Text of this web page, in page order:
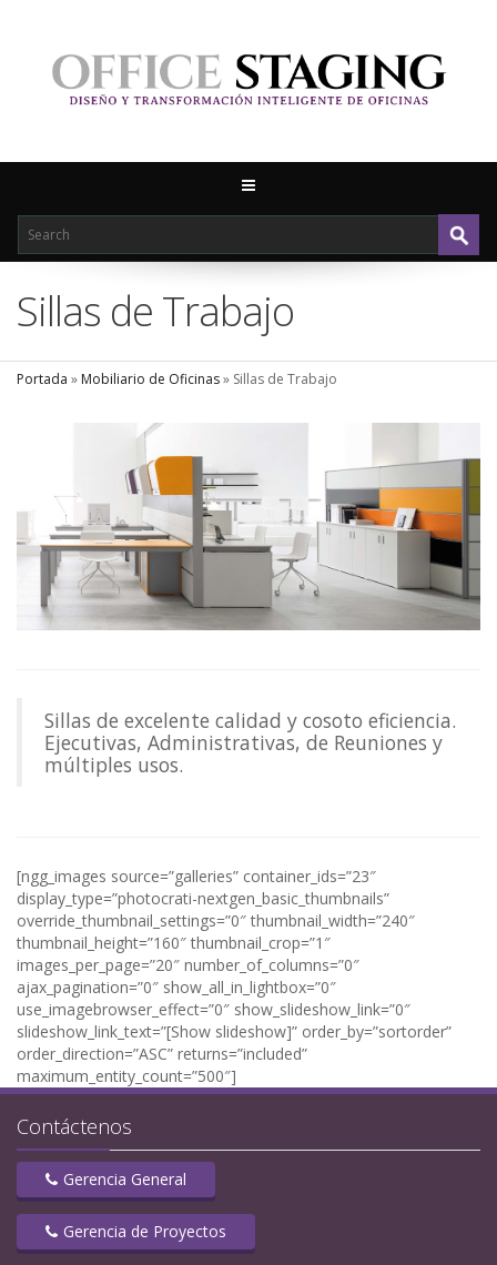
Sillas de Trabajo
Portada » Mobiliario de Oficinas» Sillas de Trabajo
Sillas de excelente calidad y cosoto eficiencia.
Ejecutivas, Administrativas, de Reuniones y
múltiples usos.
[ngg_images source=”galleries” container_ids=”23″
display_type=”photocrati-nextgen_basic_thumbnails”
override_thumbnail_settings=”0″ thumbnail_width=”240″
thumbnail_height=”160″ thumbnail_crop=”1″
images_per_page=”20″ number_of_columns=”0″
ajax_pagination=”0″ show_all_in_lightbox=”0″
use_imagebrowser_effect=”0″ show_slideshow_link=”0″
slideshow_link_text=”[Show slideshow]” order_by=”sortorder”
order_direction=”ASC” returns=”included”
maximum_entity_count=”500″]
Contáctenos
Gerencia General
Gerencia de Proyectos